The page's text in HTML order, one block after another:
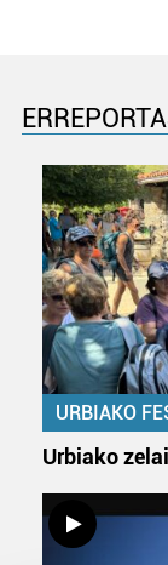
URBIAKO
Urbiako